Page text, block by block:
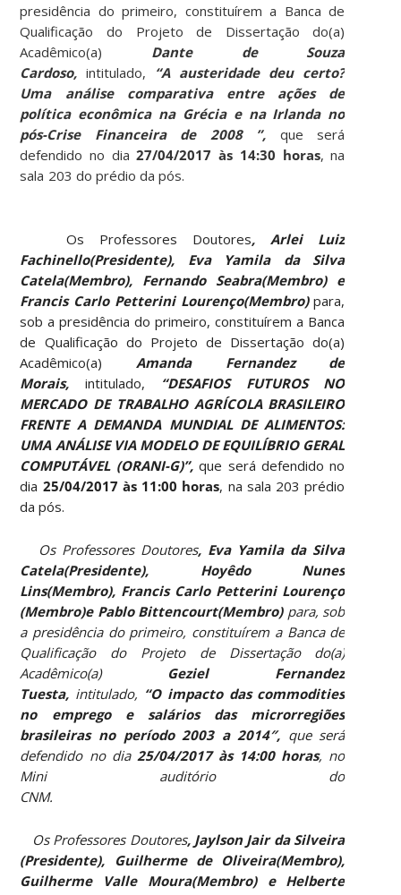
presidência do primeiro, constituírem a Banca de
Qualificação do Projeto de Dissertação do(a)
Acadêmico(a) Dante de Souza
Cardoso,intitulado, “A austeridade deu certo?
Uma análise comparativa entre ações de
política econômica na Grécia e na Irlanda no
pós-Crise Financeira de 2008 ”, que será
defendido no dia 27/04/2017 às 14:30 horas, na
sala 203 do prédio da pós.
Os Professores Doutores, Arlei Luiz
Fachinello(Presidente), Eva Yamila da Silva
Catela(Membro), Fernando Seabra(Membro) e
Francis Carlo Petterini Lourenço(Membro)para,
sob a presidência do primeiro, constituírem a Banca
de Qualificação do Projeto de Dissertação do(a)
Acadêmico(a)Amanda Fernandez de
Morais,intitulado,
“DESAFIOS FUTUROS NO
MERCADO DE TRABALHO AGRÍCOLA BRASILEIRO
FRENTE A DEMANDA MUNDIAL DE ALIMENTOS:
UMA ANÁLISE VIA MODELO DE EQUILÍBRIO GERAL
COMPUTÁVEL (ORANI-G)”,que será defendido no
dia 25/04/2017 às 11:00 horas, na sala 203 prédio
da pós.
Os Professores Doutores, Eva Yamila da Silva
Catela(Presidente), Hoyêdo Nunes
Lins(Membro), Francis Carlo Petterini Lourenço
(Membro)e Pablo Bittencourt(Membro) para, sob
a presidência do primeiro, constituírem a Banca de
Qualificação do Projeto de Dissertação do(a)
Acadêmico(a) Geziel Fernandez
Tuesta, intitulado, “O impacto das commodities
no emprego e salários das microrregiões
brasileiras no período 2003 a 2014″, que será
defendido no dia25/04/2017 às 14:00 horas, no
Mini auditório do
CNM.
Os Professores Doutores, Jaylson Jair da Silveira
(Presidente), Guilherme de Oliveira(Membro),
Guilherme Valle Moura(Membro) e Helberte